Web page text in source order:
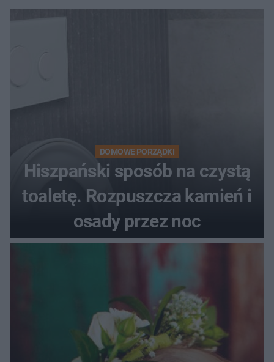
DOMOWE PORZĄDKI
Hiszpański sposób na czystą
toaletę. Rozpuszcza kamień i
osady przez noc